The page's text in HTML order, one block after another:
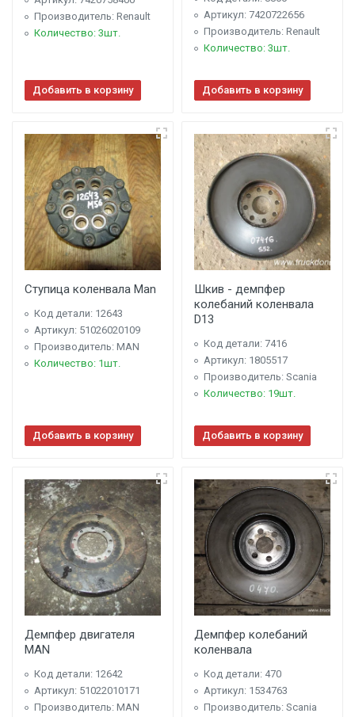
Производитель: Renault
Количество: 3шт.
Добавить в корзину
Артикул: 7420722656
Производитель: Renault
Количество: 3шт.
Добавить в корзину
Ступица коленвала Man
Код детали: 12643
Артикул: 51026020109
Производитель: MAN
Количество: 1шт.
Добавить в корзину
Шкив - демпфер
колебаний коленвала
D13
Код детали: 7416
Артикул: 1805517
Производитель: Scania
Количество: 19шт.
Добавить в корзину
Демпфер двигателя
MAN
Код детали: 12642
Артикул: 51022010171
Производитель: MAN
Демпфер колебаний
коленвала
Код детали: 470
Артикул: 1534763
Производитель: Scania